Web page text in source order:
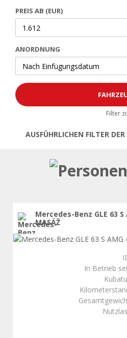
PREIS AB (EUR)
ANORDNUNG
Filter
AUSFÜHRLICHEN FILTER
Mercedes-Benz GLE 63 S
MASÁŽ
In Betrieb